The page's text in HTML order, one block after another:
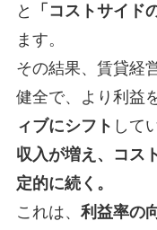
と
「コストサイド
ます。
その結果、賃貸経
健全で、より利益
ィブにシフト して
収入が増え、コス
定的に続く。
これは、 利益率の